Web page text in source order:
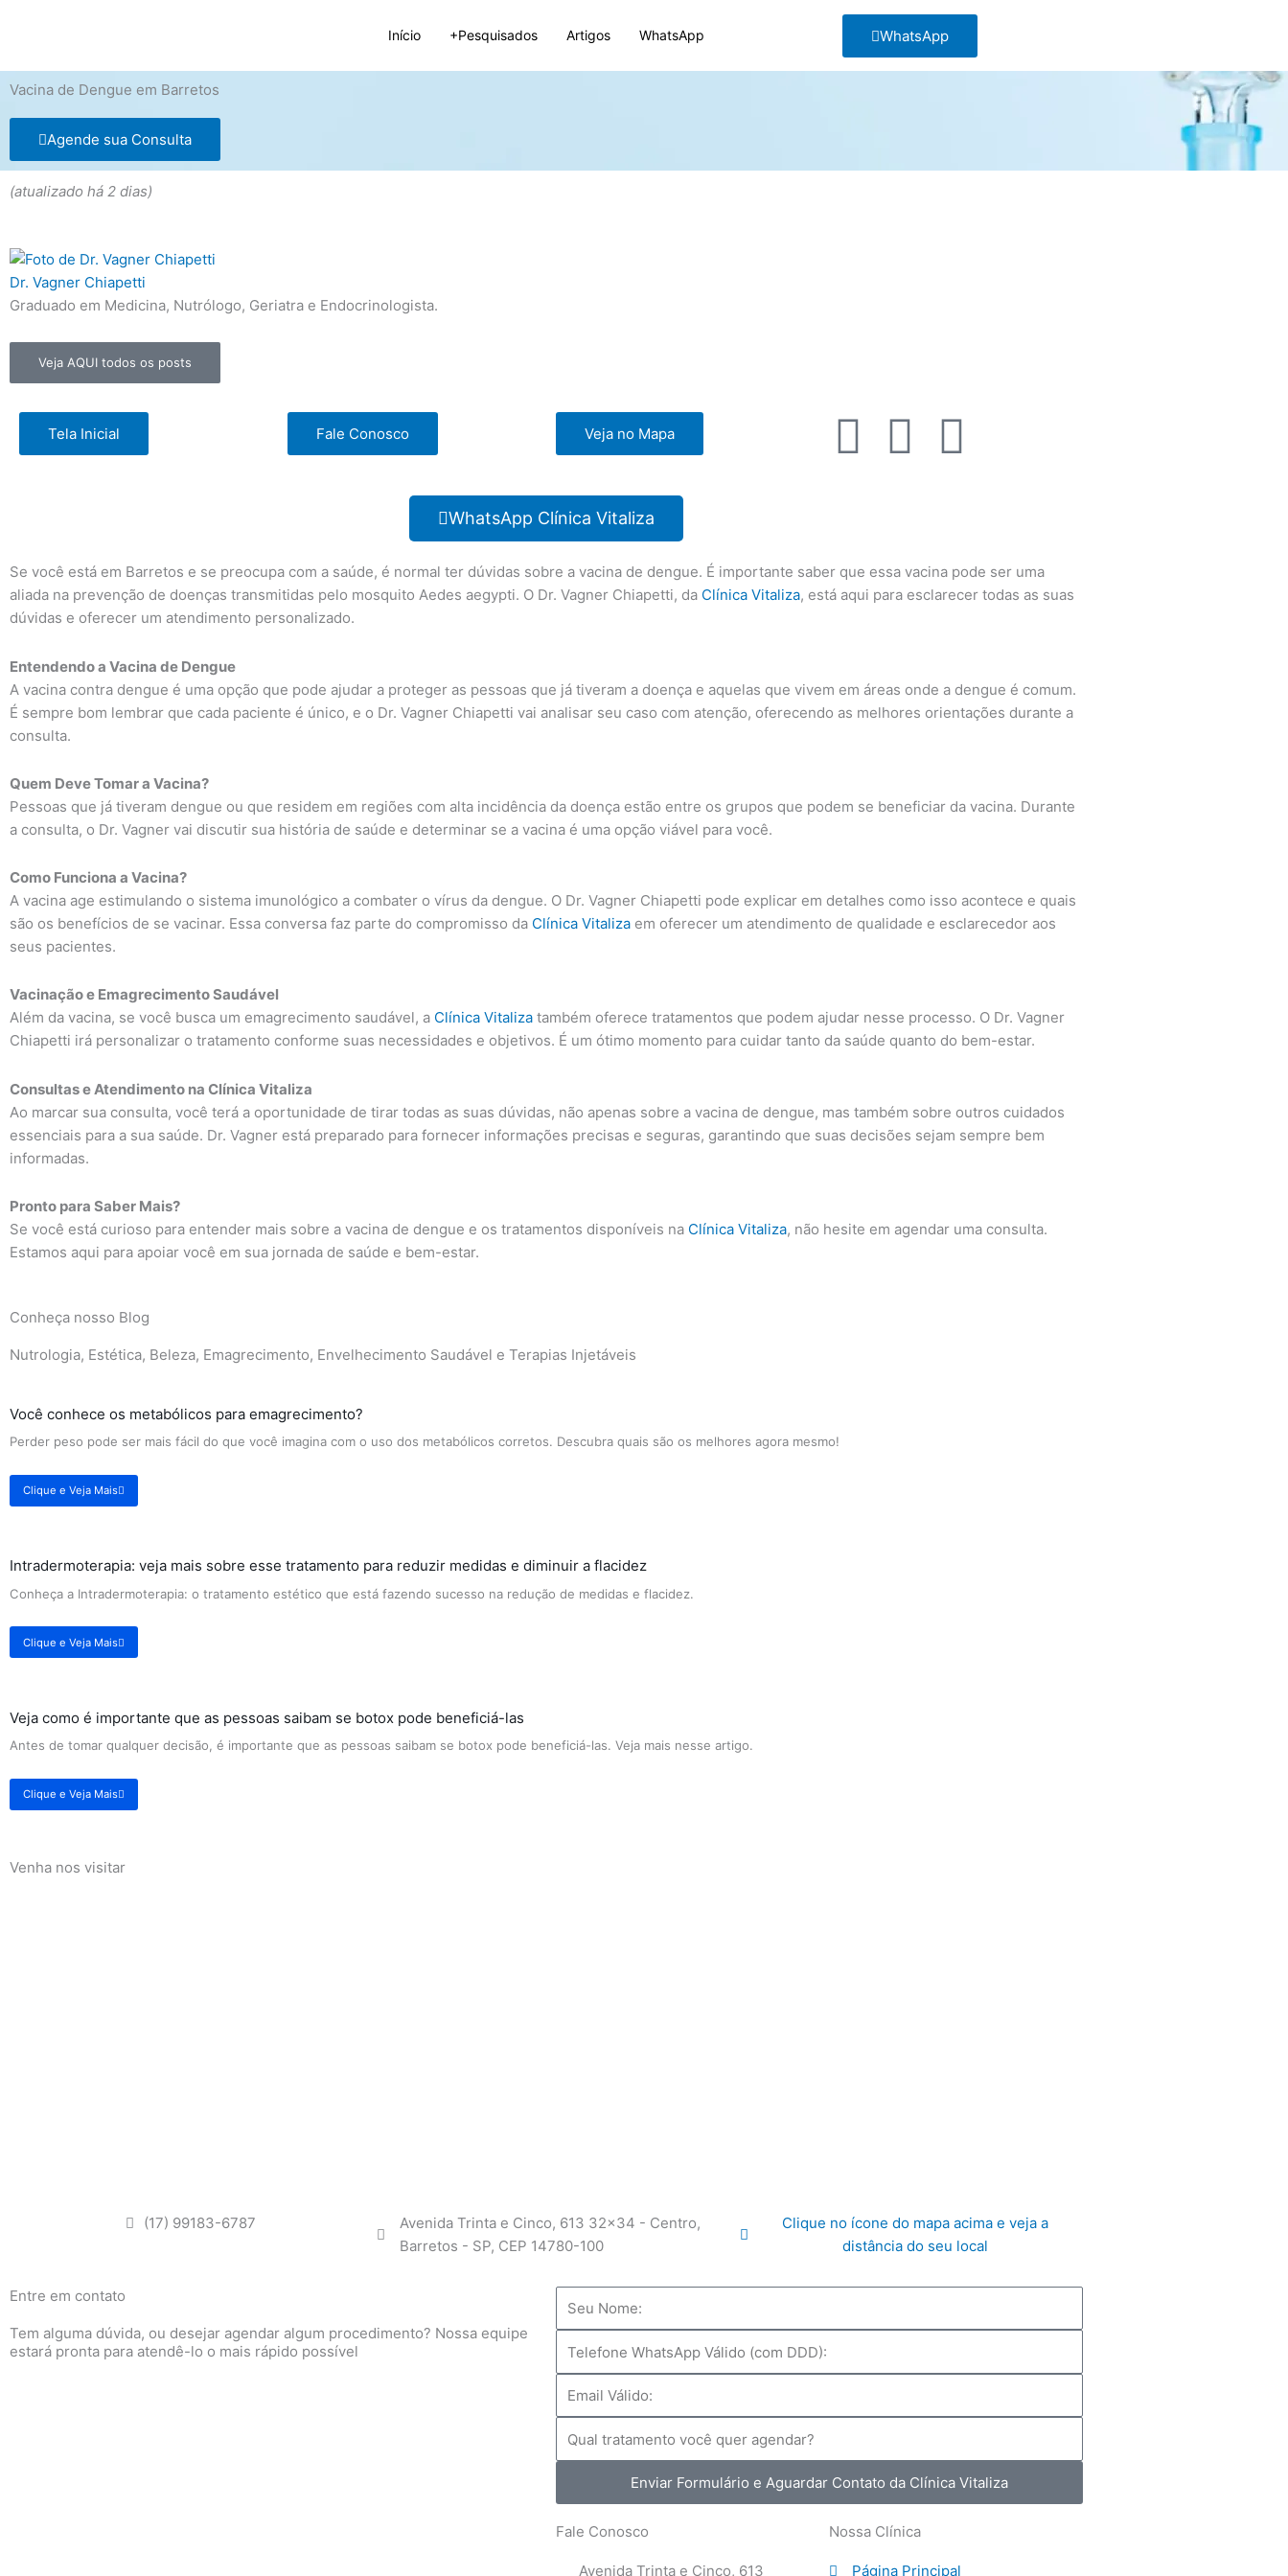
Início +Pesquisados Artigos WhatsApp WhatsApp
Vacina de Dengue em Barretos
Agende sua Consulta
(atualizado há 2 dias)
Dr. Vagner Chiapetti
Graduado em Medicina, Nutrólogo, Geriatra e Endocrinologista.
Veja AQUI todos os posts
Tela Inicial Fale Conosco Veja no Mapa
I
t
g
r
m
F
e
o
o
W
d
r
e
s
WhatsApp Clínica Vitaliza
Se você está em Barretos e se preocupa com a saúde, é normal ter dúvidas sobre a vacina de dengue. É importante saber que essa vacina pode ser uma
aliada na prevenção de doenças transmitidas pelo mosquito Aedes aegypti. O Dr. Vagner Chiapetti, da Clínica Vitaliza, está aqui para esclarecer todas as suas
dúvidas e oferecer um atendimento personalizado.
Entendendo a Vacina de Dengue
A vacina contra dengue é uma opção que pode ajudar a proteger as pessoas que já tiveram a doença e aquelas que vivem em áreas onde a dengue é comum.
É sempre bom lembrar que cada paciente é único, e o Dr. Vagner Chiapetti vai analisar seu caso com atenção, oferecendo as melhores orientações durante a
consulta.
Quem Deve Tomar a Vacina?
Pessoas que já tiveram dengue ou que residem em regiões com alta incidência da doença estão entre os grupos que podem se beneficiar da vacina. Durante
a consulta, o Dr. Vagner vai discutir sua história de saúde e determinar se a vacina é uma opção viável para você.
Como Funciona a Vacina?
A vacina age estimulando o sistema imunológico a combater o vírus da dengue. O Dr. Vagner Chiapetti pode explicar em detalhes como isso acontece e quais
são os benefícios de se vacinar. Essa conversa faz parte do compromisso da Clínica Vitaliza em oferecer um atendimento de qualidade e esclarecedor aos
seus pacientes.
Vacinação e Emagrecimento Saudável
Além da vacina, se você busca um emagrecimento saudável, a Clínica Vitaliza também oferece tratamentos que podem ajudar nesse processo. O Dr. Vagner
Chiapetti irá personalizar o tratamento conforme suas necessidades e objetivos. É um ótimo momento para cuidar tanto da saúde quanto do bem-estar.
Consultas e Atendimento na Clínica Vitaliza
Ao marcar sua consulta, você terá a oportunidade de tirar todas as suas dúvidas, não apenas sobre a vacina de dengue, mas também sobre outros cuidados
essenciais para a sua saúde. Dr. Vagner está preparado para fornecer informações precisas e seguras, garantindo que suas decisões sejam sempre bem
informadas.
Pronto para Saber Mais?
Se você está curioso para entender mais sobre a vacina de dengue e os tratamentos disponíveis na Clínica Vitaliza, não hesite em agendar uma consulta.
Estamos aqui para apoiar você em sua jornada de saúde e bem-estar.
Conheça nosso Blog
Nutrologia, Estética, Beleza, Emagrecimento, Envelhecimento Saudável e Terapias Injetáveis
Você conhece os metabólicos para emagrecimento?
Perder peso pode ser mais fácil do que você imagina com o uso dos metabólicos corretos. Descubra quais são os melhores agora mesmo!
Clique e Veja Mais
Intradermoterapia: veja mais sobre esse tratamento para reduzir medidas e diminuir a flacidez
Conheça a Intradermoterapia: o tratamento estético que está fazendo sucesso na redução de medidas e flacidez.
Clique e Veja Mais
Veja como é importante que as pessoas saibam se botox pode beneficiá-las
Antes de tomar qualquer decisão, é importante que as pessoas saibam se botox pode beneficiá-las. Veja mais nesse artigo.
Clique e Veja Mais
Venha nos visitar
(17) 99183-6787
Avenida Trinta e Cinco, 613 32x34 - Centro,
Barretos - SP, CEP 14780-100
Clique no ícone do mapa acima e veja a
distância do seu local
Entre em contato
Tem alguma dúvida, ou desejar agendar algum procedimento? Nossa equipe
estará pronta para atendê-lo o mais rápido possível
Válido
(com
Enviar Formulário e Aguardar Contato da Clínica Vitaliza
Fale Conosco
Avenida Trinta e Cinco, 613
Nossa Clínica
Página Principal